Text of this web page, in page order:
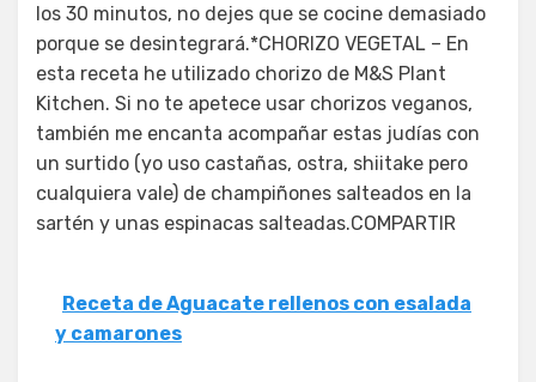
los 30 minutos, no dejes que se cocine demasiado
porque se desintegrará.*CHORIZO VEGETAL – En
esta receta he utilizado chorizo de M&S Plant
Kitchen. Si no te apetece usar chorizos veganos,
también me encanta acompañar estas judías con
un surtido (yo uso castañas, ostra, shiitake pero
cualquiera vale) de champiñones salteados en la
sartén y unas espinacas salteadas.COMPARTIR
Receta de Aguacate rellenos con esalada
y camarones